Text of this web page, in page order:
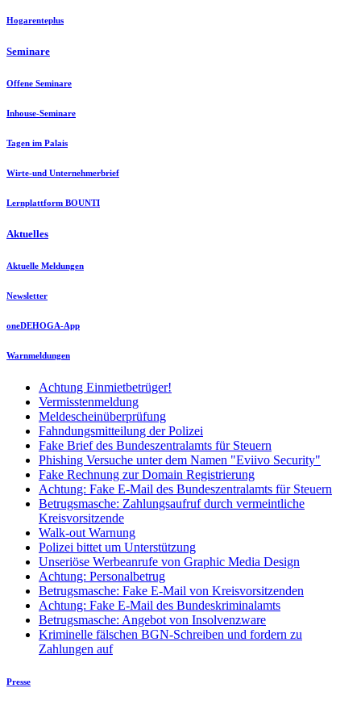
Hogarenteplus
Seminare
Offene Seminare
Inhouse-Seminare
Tagen im Palais
Wirte-und Unternehmerbrief
Lernplattform BOUNTI
Aktuelles
Aktuelle Meldungen
Newsletter
oneDEHOGA-App
Warnmeldungen
Achtung Einmietbetrüger!
Vermisstenmeldung
Meldescheinüberprüfung
Fahndungsmitteilung der Polizei
Fake Brief des Bundeszentralamts für Steuern
Phishing Versuche unter dem Namen "Eviivo Security"
Fake Rechnung zur Domain Registrierung
Achtung: Fake E-Mail des Bundeszentralamts für Steuern
Betrugsmasche: Zahlungsaufruf durch vermeintliche
Kreisvorsitzende
Walk-out Warnung
Polizei bittet um Unterstützung
Unseriöse Werbeanrufe von Graphic Media Design
Achtung: Personalbetrug
Betrugsmasche: Fake E-Mail von Kreisvorsitzenden
Achtung: Fake E-Mail des Bundeskriminalamts
Betrugsmasche: Angebot von Insolvenzware
Kriminelle fälschen BGN-Schreiben und fordern zu
Zahlungen auf
Presse